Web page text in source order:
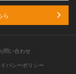
ら
問い合わせ
バシーポリシー